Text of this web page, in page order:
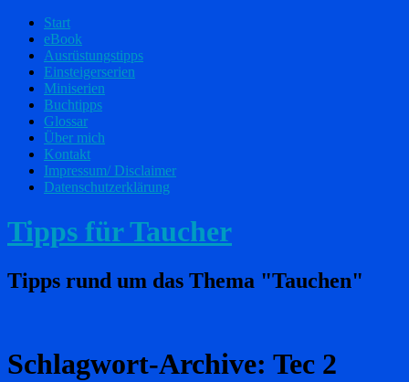
Start
eBook
Ausrüstungstipps
Einsteigerserien
Miniserien
Buchtipps
Glossar
Über mich
Kontakt
Impressum/ Disclaimer
Datenschutzerklärung
Tipps für Taucher
Tipps rund um das Thema "Tauchen"
Schlagwort-Archive: Tec 2